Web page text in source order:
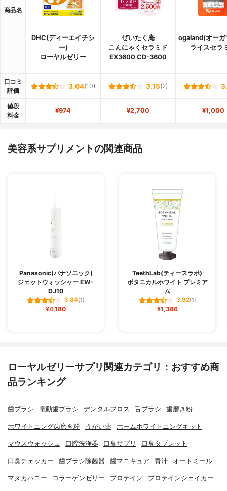
商品名
DHC(ディーエイチシ
ー)
ローヤルゼリー
ぜいたく庵
こんにゃくセラミド
EX3600 CD-3600
ogaland(オーガ
ライスセラ
口コミ
評価
3.04(10) 3.15(2)
値段
料金
¥974 ¥2,700 ¥1,000
美容系サプリメントの関連商品
Panasonic(パナソニック)
ジェットウォッシャー EW-
DJ10
3.84(1)
¥4,180
TeethLab(ティースラボ)
ボタニカルホワイト プレミア
ム
3.92(1)
¥1,386
ローヤルゼリーサプリ関連カテゴリ：おすすめ商
品ランキング
歯ブラシ 電動歯ブラシ デンタルフロス 舌ブラシ 歯磨き粉
ホワイトニング歯磨き粉 うがい薬 ホームホワイトニングキット
マウスウォッシュ 口腔洗浄器 口臭サプリ 口臭タブレット
口臭チェッカー 歯ブラシ除菌器 歯マニキュア 青汁 オートミール
マヌカハニー コラーゲンゼリー プロテイン プロテインシェイカー